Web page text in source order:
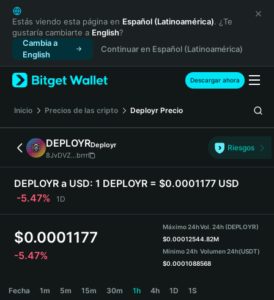
English
日本語
Tiếng Việt
Русский
Español (Latinoamérica)
Türkçe
Français
Deutsch
简体中文
繁體中文
Português (Portugal)
Bahasa Indonesia
ภาษาไทย
हिन्दी
Español
Português (Brasil)
Estás viendo esta página en Español (Latinoamérica). ¿Te
gustaría cambiarte a English?
Cambia a
English
Continuar en Español (Latinoamérica)
Descargar ahora
Inicio Precios de las cripto Deployr Precio
DEPLOYRDeployr
8JvDVZ...brrr
Riesgos
DEPLOYR a USD: 1 DEPLOYR = $0.0001177 USD
-5.47%
1D
$0.0001177
-5.47%
Máximo 24h
$0.0001254
Mínimo 24h
$0.0001088
Vol. 24h (DEPLOYR)
4.82M
Volumen 24h(USDT)
568
Fecha 1m 5m 15m 30m 1h 4h 1D 1S